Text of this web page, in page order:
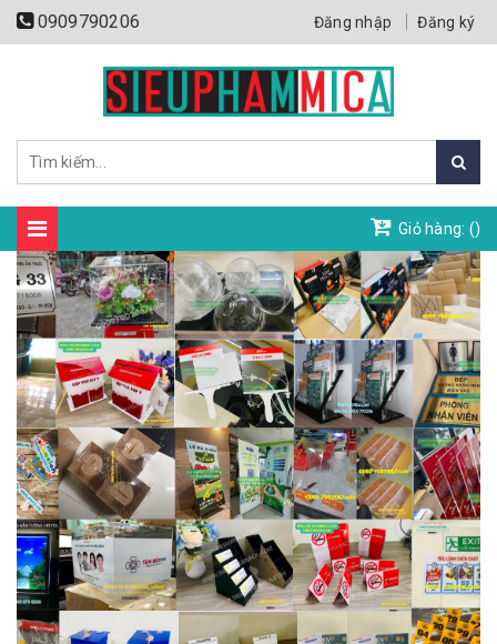
0909790206 Đăng nhập Đăng ký
Giỏ hàng: ()